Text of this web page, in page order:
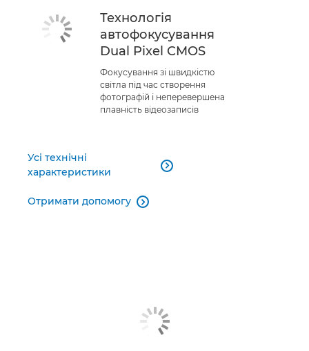
Технологія
автофокусування
Dual Pixel CMOS
Фокусування зі швидкістю
світла під час створення
фотографій і неперевершена
плавність відеозаписів
Усі технічні
характеристики

Отримати допомогу 